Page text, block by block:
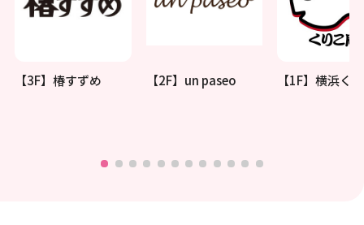
【3F】椿すずめ 【2F】un paseo 【1F】横浜く